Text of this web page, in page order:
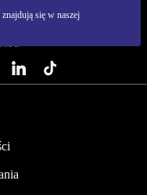
się w naszej